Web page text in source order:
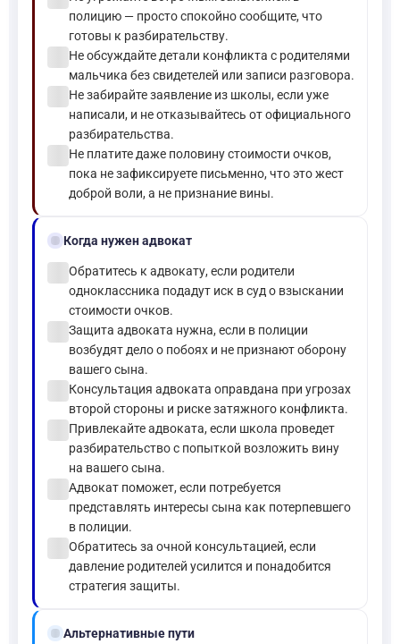
полицию — просто спокойно сообщите, что
готовы к разбирательству.
Не обсуждайте детали конфликта с родителями
мальчика без свидетелей или записи разговора.
Не забирайте заявление из школы, если уже
написали, и не отказывайтесь от официального
разбирательства.
Не платите даже половину стоимости очков,
пока не зафиксируете письменно, что это жест
доброй воли, а не признание вины.
gavelКогда нужен адвокат
Обратитесь к адвокату, если родители
одноклассника подадут иск в суд о взыскании
стоимости очков.
Защита адвоката нужна, если в полиции
возбудят дело о побоях и не признают оборону
вашего сына.
Консультация адвоката оправдана при угрозах
второй стороны и риске затяжного конфликта.
Привлекайте адвоката, если школа проведет
разбирательство с попыткой возложить вину
на вашего сына.
Адвокат поможет, если потребуется
представлять интересы сына как потерпевшего
в полиции.
Обратитесь за очной консультацией, если
давление родителей усилится и понадобится
стратегия защиты.
alt_routeАльтернативные пути